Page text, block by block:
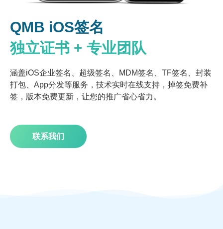
QMB iOS签名
独立证书 + 专业团队
涵盖iOS企业签名、超级签名、MDM签名、TF签名、封装
打包、App分发等服务，技术实时在线支持，掉签免费补
签，版本免费更新，让您的推广省心省力。
联系我们